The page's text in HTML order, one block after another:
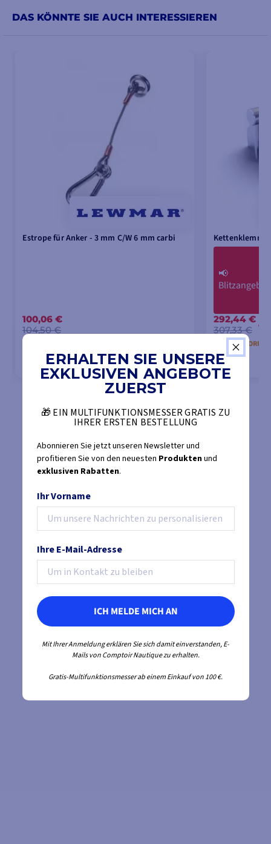
DAS KÖNNTE SIE AUCH INTERESSIEREN
Estrope für Anker - 3 mm C/W 6 mm carbi
100,06 €
104,50 €
IN DEN WARENKORB LEGEN
📢
292,44 €
307,33 €
NICHT
ERHALTEN SIE UNSERE
EXKLUSIVEN ANGEBOTE
ZUERST
🎁 EIN MULTIFUNKTIONSMESSER GRATIS ZU
IHRER ERSTEN BESTELLUNG
Abonnieren Sie jetzt unseren Newsletter und
profitieren Sie von den neuesten Produktenund
exklusiven Rabatten.
Ihr Vorname
Ihre E-Mail-Adresse
ICH MELDE MICH AN
Mit Ihrer Anmeldung erklären Sie sich damit einverstanden, E-
Mails von Comptoir Nautique zu erhalten.
Gratis-Multifunktionsmesser ab einem Einkauf von 100 €.